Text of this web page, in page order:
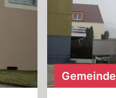
Gemeinde